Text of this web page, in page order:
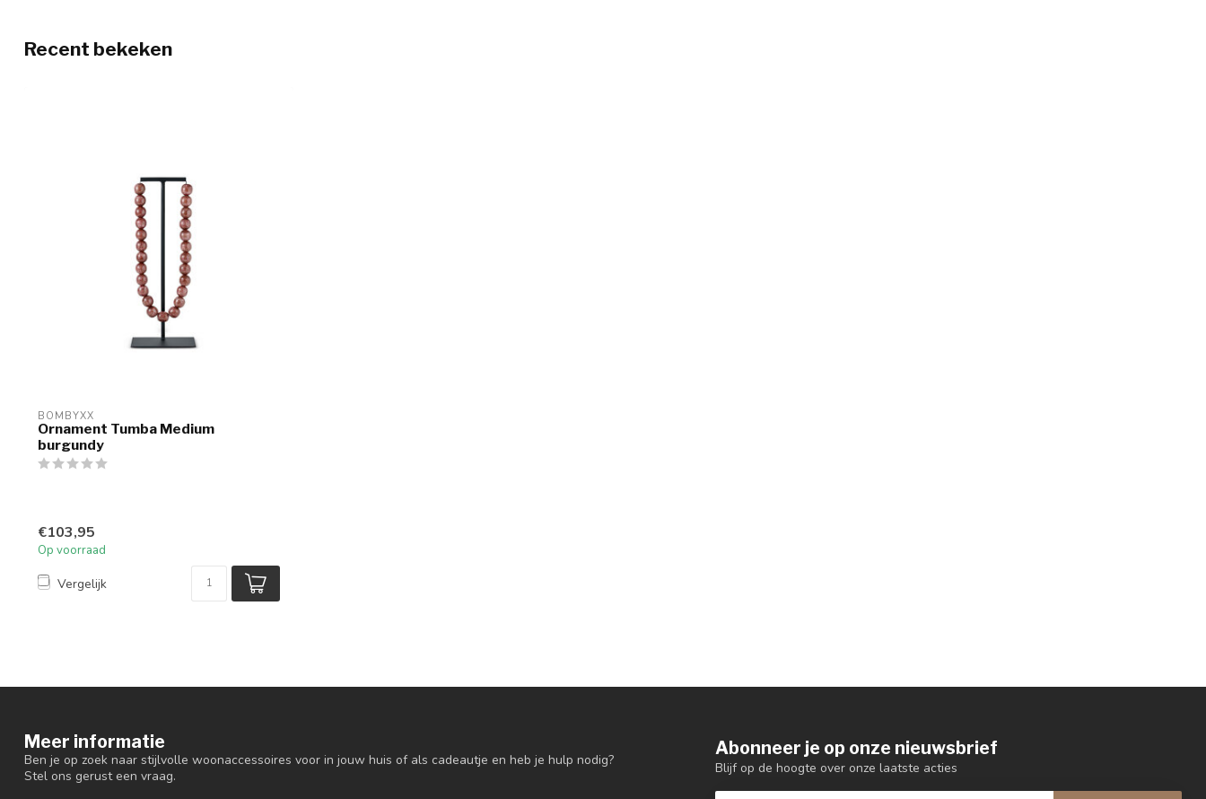
Recent bekeken
BOMBYXX
Ornament Tumba Medium
burgundy
€103,95
Op voorraad
Vergelijk
Meer informatie
Ben je op zoek naar stijlvolle woonaccessoires voor in jouw huis of als cadeautje en heb je hulp nodig?
Stel ons gerust een vraag.
Abonneer je op onze nieuwsbrief
Blijf op de hoogte over onze laatste acties